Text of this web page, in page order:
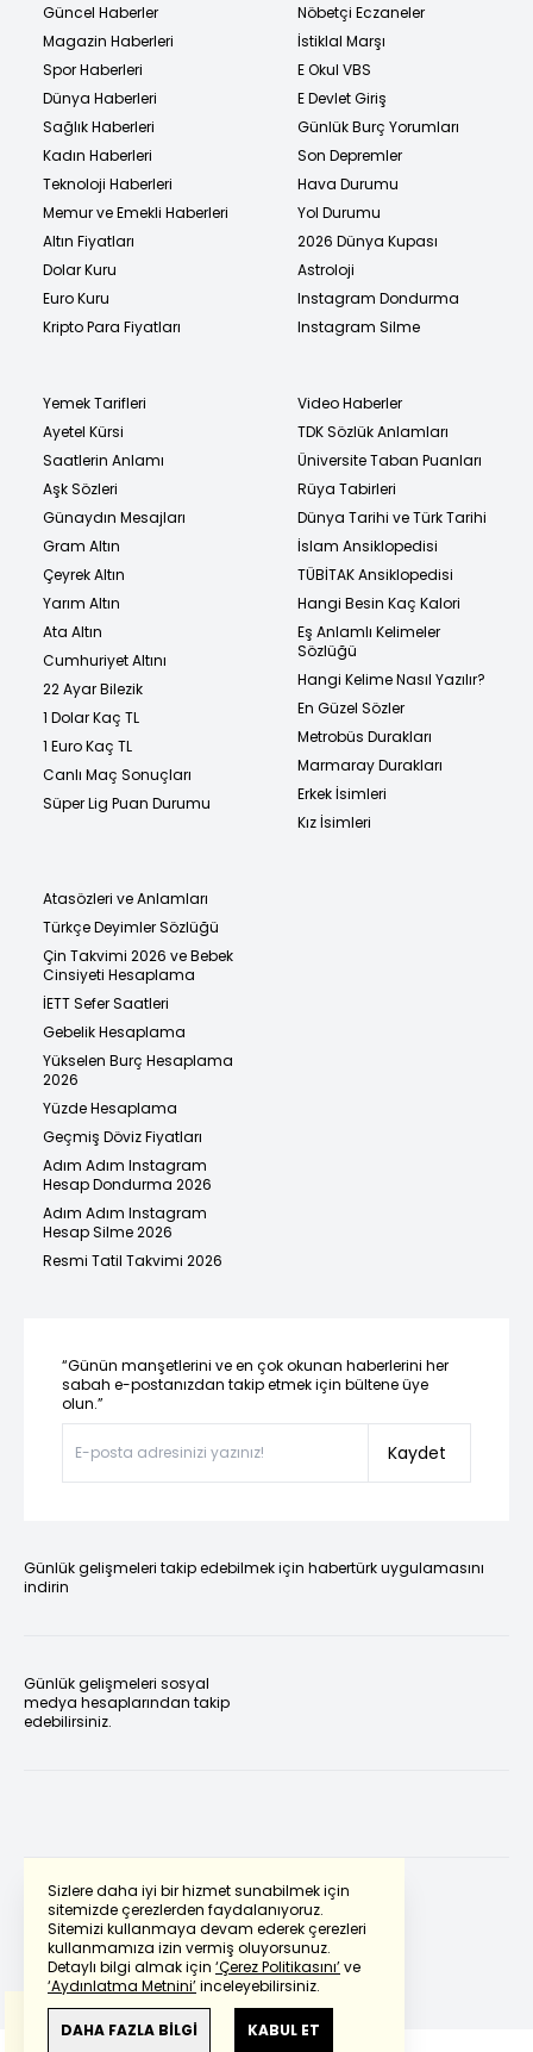
Sizlere daha iyi bir hizmet sunabilmek için
sitemizde çerezlerden faydalanıyoruz.
Sitemizi kullanmaya devam ederek çerezleri
kullanmamıza izin vermiş oluyorsunuz.
Detaylı bilgi almak için ‘Çerez Politikasını’ve
‘Aydınlatma Metnini’inceleyebilirsiniz.
DAHA FAZLA BİLGİ KABUL ET
Güncel Haberler
Magazin Haberleri
Spor Haberleri
Dünya Haberleri
Sağlık Haberleri
Kadın Haberleri
Teknoloji Haberleri
Memur ve Emekli Haberleri
Altın Fiyatları
Dolar Kuru
Euro Kuru
Kripto Para Fiyatları
Nöbetçi Eczaneler
İstiklal Marşı
E Okul VBS
E Devlet Giriş
Günlük Burç Yorumları
Son Depremler
Hava Durumu
Yol Durumu
2026 Dünya Kupası
Astroloji
Instagram Dondurma
Instagram Silme
Yemek Tarifleri
Ayetel Kürsi
Saatlerin Anlamı
Aşk Sözleri
Günaydın Mesajları
Gram Altın
Çeyrek Altın
Yarım Altın
Ata Altın
Cumhuriyet Altını
22 Ayar Bilezik
1 Dolar Kaç TL
1 Euro Kaç TL
Canlı Maç Sonuçları
Süper Lig Puan Durumu
Video Haberler
TDK Sözlük Anlamları
Üniversite Taban Puanları
Rüya Tabirleri
Dünya Tarihi ve Türk Tarihi
İslam Ansiklopedisi
TÜBİTAK Ansiklopedisi
Hangi Besin Kaç Kalori
Eş Anlamlı Kelimeler
Sözlüğü
Hangi Kelime Nasıl Yazılır?
En Güzel Sözler
Metrobüs Durakları
Marmaray Durakları
Erkek İsimleri
Kız İsimleri
Atasözleri ve Anlamları
Türkçe Deyimler Sözlüğü
Çin Takvimi 2026 ve Bebek
Cinsiyeti Hesaplama
İETT Sefer Saatleri
Gebelik Hesaplama
Yükselen Burç Hesaplama
2026
Yüzde Hesaplama
Geçmiş Döviz Fiyatları
Adım Adım Instagram
Hesap Dondurma 2026
Adım Adım Instagram
Hesap Silme 2026
Resmi Tatil Takvimi 2026
“Günün manşetlerini ve en çok okunan haberlerini her
sabah e-postanızdan takip etmek için bültene üye
olun.”
Kaydet
Günlük gelişmeleri takip edebilmek için habertürk uygulamasını
indirin
Günlük gelişmeleri sosyal
medya hesaplarından takip
edebilirsiniz.
Powered by Translate
Bu çevirideGoogle Transletekullanılmıştır.
Anlam ve çeviri hatalarından
haberturk.com